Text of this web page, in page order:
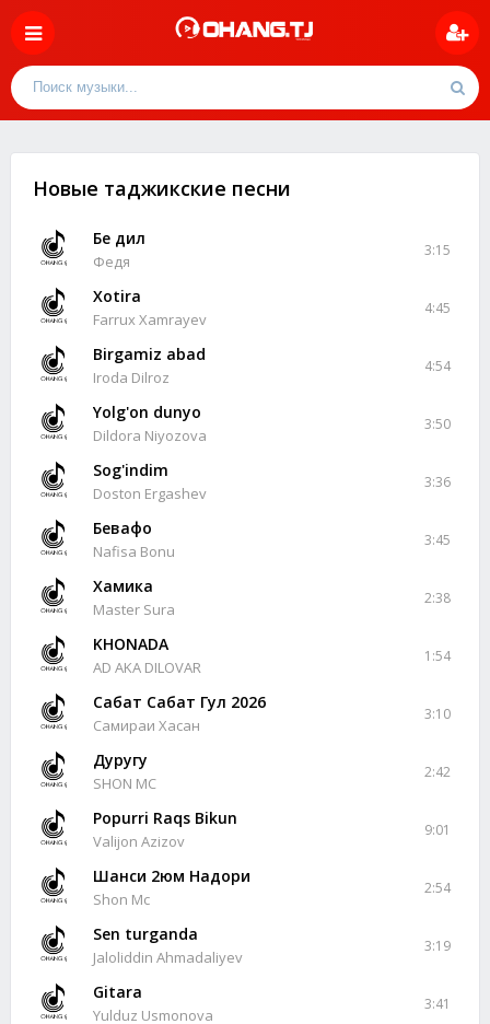
Новые таджикские песни
Бе дил
Федя
3:15
Xotira
Farrux Xamrayev
4:45
Birgamiz abad
Iroda Dilroz
4:54
Yolg'on dunyo
Dildora Niyozova
3:50
Sog'indim
Doston Ergashev
3:36
Бевафо
Nafisa Bonu
3:45
Хамика
Master Sura
2:38
KHONADA
AD AKA DILOVAR
1:54
Сабат Сабат Гул 2026
Самираи Хасан
3:10
Дуруғгу
SHON MC
2:42
Popurri Raqs Bikun
Valijon Azizov
9:01
Шанси 2юм Надори
Shon Mc
2:54
Sen turganda
Jaloliddin Ahmadaliyev
3:19
Gitara
Yulduz Usmonova
3:41